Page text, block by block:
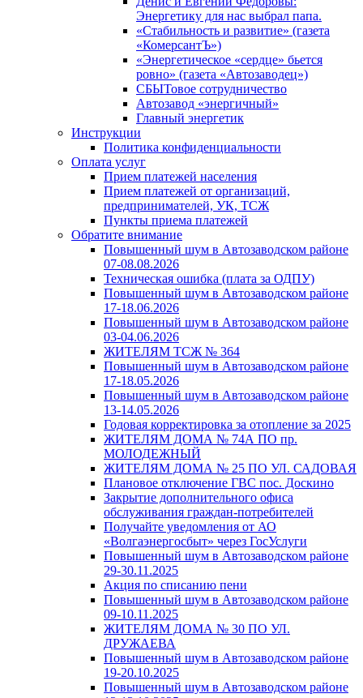
Энергетику для нас выбрал папа.
«Стабильность и развитие» (газета
«КомерсантЪ»)
«Энергетическое «сердце» бьется
ровно» (газета «Автозаводец»)
СБЫТовое сотрудничество
Автозавод «энергичный»
Главный энергетик
Инструкции
Политика конфиденциальности
Оплата услуг
Прием платежей населения
Прием платежей от организаций,
предпринимателей, УК, ТСЖ
Пункты приема платежей
Обратите внимание
Повышенный шум в Автозаводском районе
07-08.08.2026
Техническая ошибка (плата за ОДПУ)
Повышенный шум в Автозаводском районе
17-18.06.2026
Повышенный шум в Автозаводском районе
03-04.06.2026
ЖИТЕЛЯМ ТСЖ № 364
Повышенный шум в Автозаводском районе
17-18.05.2026
Повышенный шум в Автозаводском районе
13-14.05.2026
Годовая корректировка за отопление за 2025
ЖИТЕЛЯМ ДОМА № 74А ПО пр.
МОЛОДЕЖНЫЙ
ЖИТЕЛЯМ ДОМА № 25 ПО УЛ. САДОВАЯ
Плановое отключение ГВС пос. Доскино
Закрытие дополнительного офиса
обслуживания граждан-потребителей
Получайте уведомления от АО
«Волгаэнергосбыт» через ГосУслуги
Повышенный шум в Автозаводском районе
29-30.11.2025
Акция по списанию пени
Повышенный шум в Автозаводском районе
09-10.11.2025
ЖИТЕЛЯМ ДОМА № 30 ПО УЛ.
ДРУЖАЕВА
Повышенный шум в Автозаводском районе
19-20.10.2025
Повышенный шум в Автозаводском районе